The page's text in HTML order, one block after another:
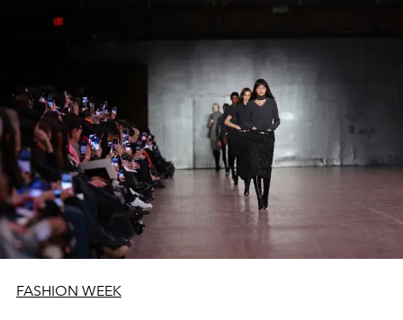
FASHION WEEK